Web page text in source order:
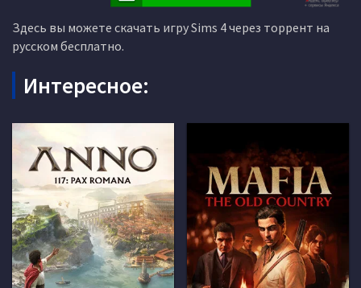
Здесь вы можете скачать игру Sims 4 через торрент на
русском бесплатно.
Интересное: